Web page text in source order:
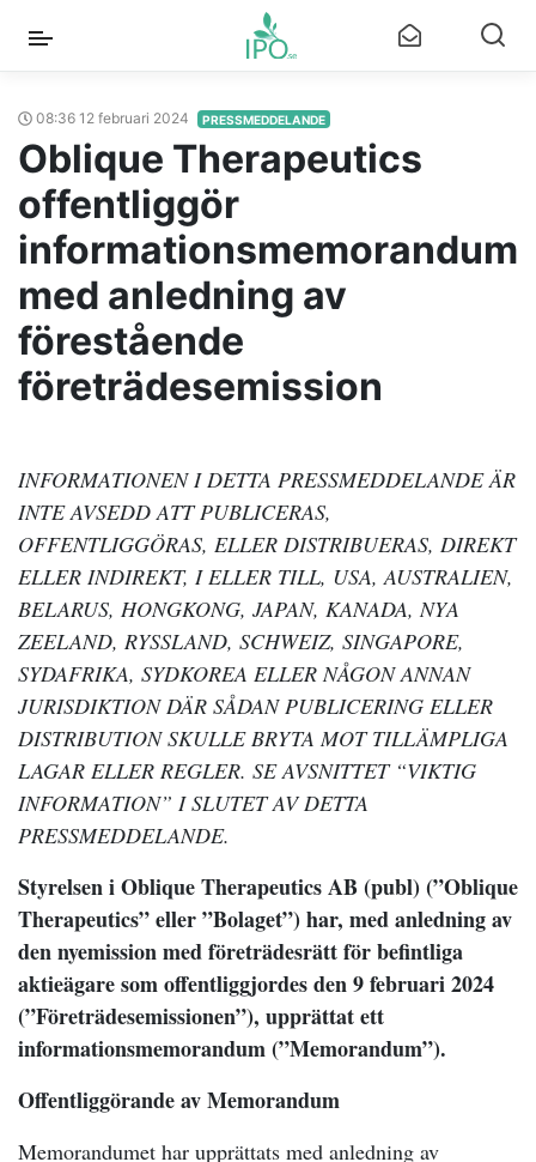
08:36 12 februari 2024 PRESSMEDDELANDE
Oblique Therapeutics
offentliggör
informationsmemorandum
med anledning av
förestående
företrädesemission
INFORMATIONEN I DETTA PRESSMEDDELANDE ÄR
INTE AVSEDD ATT PUBLICERAS,
OFFENTLIGGÖRAS, ELLER DISTRIBUERAS, DIREKT
ELLER INDIREKT, I ELLER TILL, USA, AUSTRALIEN,
BELARUS, HONGKONG, JAPAN, KANADA, NYA
ZEELAND, RYSSLAND, SCHWEIZ, SINGAPORE,
SYDAFRIKA, SYDKOREA ELLER NÅGON ANNAN
JURISDIKTION DÄR SÅDAN PUBLICERING ELLER
DISTRIBUTION SKULLE BRYTA MOT TILLÄMPLIGA
LAGAR ELLER REGLER. SE AVSNITTET “VIKTIG
INFORMATION” I SLUTET AV DETTA
PRESSMEDDELANDE.
Styrelsen i Oblique Therapeutics AB (publ) (”Oblique
Therapeutics” eller ”Bolaget”) har, med anledning av
den nyemission med företrädesrätt för befintliga
aktieägare som offentliggjordes den 9 februari 2024
(”Företrädesemissionen”), upprättat ett
informationsmemorandum (”Memorandum”).
Offentliggörande av Memorandum
Memorandumet har upprättats med anledning av